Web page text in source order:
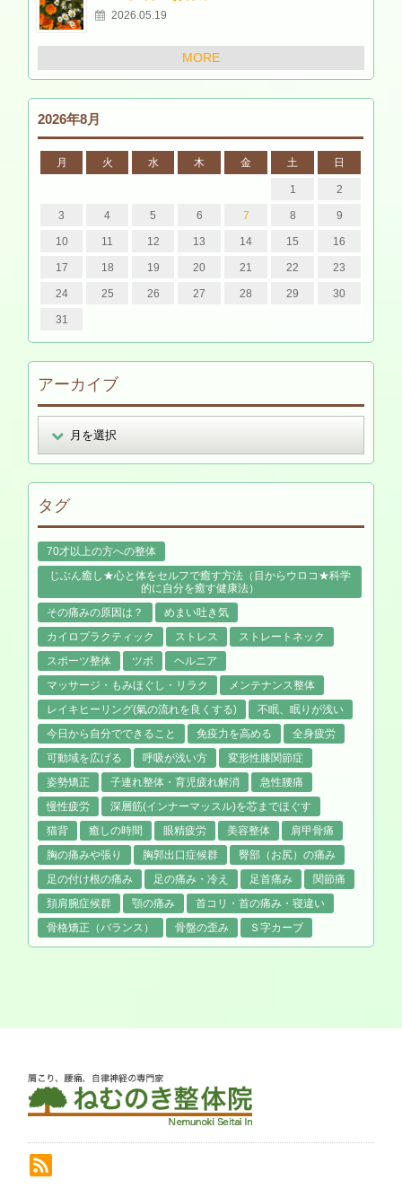
2026.05.19
MORE
2026年8月
月 火 水 木 金 土 日
1 2
3 4 5 6 7 8 9
10 11 12 13 14 15 16
17 18 19 20 21 22 23
24 25 26 27 28 29 30
31
アーカイブ
タグ
70才以上の方への整体
じぶん癒し★心と体をセルフで癒す方法（目からウロコ★科学
的に自分を癒す健康法）
その痛みの原因は？
めまい吐き気
カイロプラクティック
ストレス
ストレートネック
スポーツ整体
ツボ
ヘルニア
マッサージ・もみほぐし・リラク
メンテナンス整体
レイキヒーリング(氣の流れを良くする)
不眠、眠りが浅い
今日から自分でできること
免疫力を高める
全身疲労
可動域を広げる
呼吸が浅い方
変形性膝関節症
姿勢矯正
子連れ整体・育児疲れ解消
急性腰痛
慢性疲労
深層筋(インナーマッスル)を芯までほぐす
猫背
癒しの時間 眼精疲労 美容整体
肩甲骨痛
胸の痛みや張り
胸郭出口症候群
臀部（お尻）の痛み
足の付け根の痛み
足の痛み・冷え 足首痛み
関節痛
頚肩腕症候群
顎の痛み
首コリ・首の痛み・寝違い
骨格矯正（バランス）
骨盤の歪み Ｓ字カーブ